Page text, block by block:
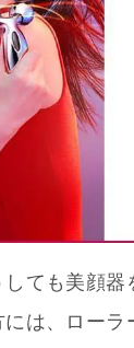
ても美顔器
は、ローラ